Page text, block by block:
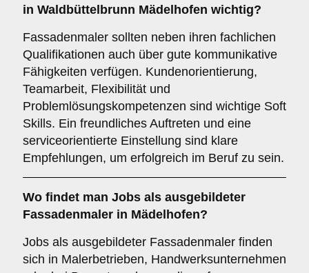
in Waldbüttelbrunn Mädelhofen wichtig?
Fassadenmaler sollten neben ihren fachlichen
Qualifikationen auch über gute kommunikative
Fähigkeiten verfügen. Kundenorientierung,
Teamarbeit, Flexibilität und
Problemlösungskompetenzen sind wichtige Soft
Skills. Ein freundliches Auftreten und eine
serviceorientierte Einstellung sind klare
Empfehlungen, um erfolgreich im Beruf zu sein.
Wo findet man Jobs als ausgebildeter
Fassadenmaler in Mädelhofen?
Jobs als ausgebildeter Fassadenmaler finden
sich in Malerbetrieben, Handwerksunternehmen